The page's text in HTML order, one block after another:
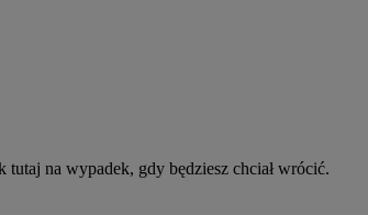
na wypadek, gdy będziesz chciał wrócić.